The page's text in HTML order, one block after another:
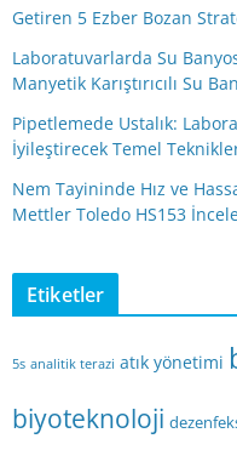
Getiren 5 Ezber Bozan
Laboratuvarlarda Su
Manyetik Karıştırıcılı Su
Pipetlemede Ustalık:
İyileştirecek Temel
Nem Tayininde Hız ve
Mettler Toledo HS153
Etiketler
5s analitik terazi atık yönetimi
biyoteknoloji